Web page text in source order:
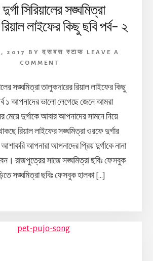
সিরিয়ালের সঙ্ঘমিত্রা
লাইফের কিছু ছবি পর্ব- ২
2017 BY दसबस स्टाफ
LEAVE A
COMMENT
সঙ্ঘমিত্রা তালুকদারের রিয়াল লাইফের কিছু
১ আপনাদের ভালো লেগেছে জেনে আমরা
মেয়ে দুর্গাকে আবার আপনাদের সামনে নিয়ে
রিয়াল লাইফের সঙ্ঘমিত্রা ওরফে দুর্গার
আপনারা আপনাদের প্রিয় দুর্গাকে নানা
রাজপুত্রের সাজে সঙ্ঘমিত্রা ছবিঃ ফেসবুক
সঙ্ঘমিত্রা ছবিঃ ফেসবুক হালকা […]